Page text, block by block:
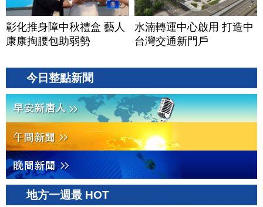
彰化推身障中秋禮盒 藝人
康康掏腰包助弱勢
水湳轉運中心啟用 打造中
台灣交通新門戶
今日整點新聞
地方一週最 HOT